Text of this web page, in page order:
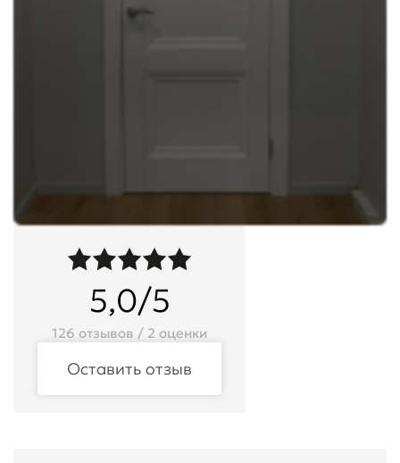
5,0/5
126 отзывов / 2 оценки
Оставить отзыв